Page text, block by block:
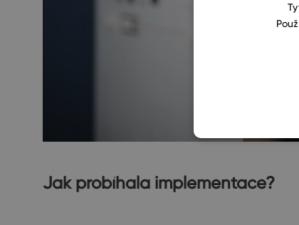
Jak probíhala implementace?